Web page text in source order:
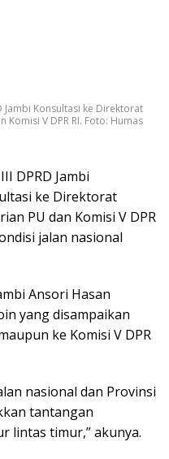
Jambi Konsultasi ke Direktorat
Komisi V DPR RI. Foto: Humas
DPRD Jambi
ke Direktorat
PU dan Komisi V DPR
jalan nasional
Ansori Hasan
yang disampaikan
ke Komisi V DPR
nasional dan Provinsi
tantangan
lintas timur,” akunya.